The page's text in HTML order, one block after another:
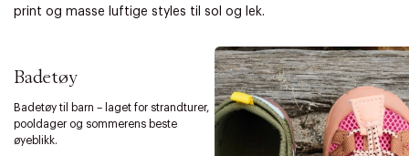
print og masse luftige styles til sol og lek.
Badetøy
Badetøy til barn – laget for strandturer,
pooldager og sommerens beste
øyeblikk.